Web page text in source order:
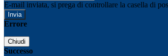
E-mail inviata, si prega di controllare la casella di
Errore
Chiudi
Successo